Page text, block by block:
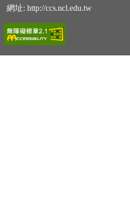
網址: http://ccs.ncl.edu.tw